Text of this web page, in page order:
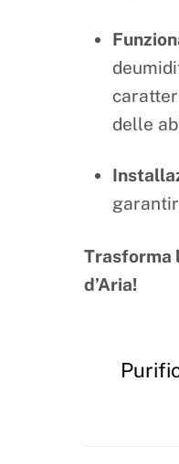
delle
Trasforma
d’Aria!